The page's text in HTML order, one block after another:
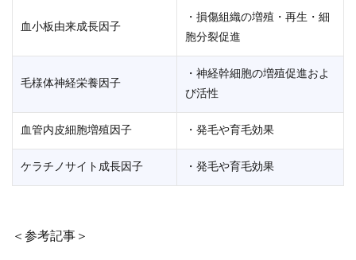
血小板由来成長因子
・損傷組織の増殖・再生・細
胞分裂促進
毛様体神経栄養因子
・神経幹細胞の増殖促進およ
び活性
血管内皮細胞増殖因子 ・発毛や育毛効果
ケラチノサイト成長因子 ・発毛や育毛効果
＜参考記事＞